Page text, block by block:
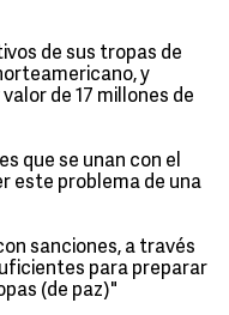
de sus tropas de
y
de 17 millones de
que se unan con el
este problema de una
sanciones, a través
para preparar
(de paz)"